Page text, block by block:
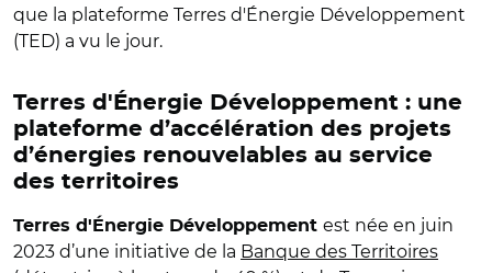
que la plateforme Terres d'Énergie Développement
(TED) a vu le jour.
Terres d'Énergie Développement : une
plateforme d’accélération des projets
d’énergies renouvelables au service
des territoires
Terres d'Énergie Développement est née en juin
2023 d’une initiative de la Banque des Territoires